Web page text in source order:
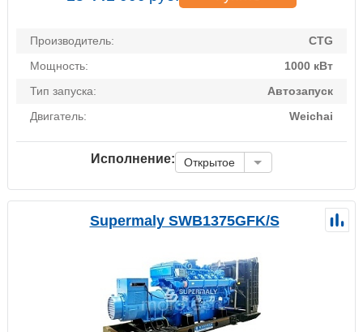
Производитель:
CTG
Мощность:
1000 кВт
Тип запуска:
Автозапуск
Двигатель:
Weichai
Исполнение: Открытое
Supermaly SWB1375GFK/S